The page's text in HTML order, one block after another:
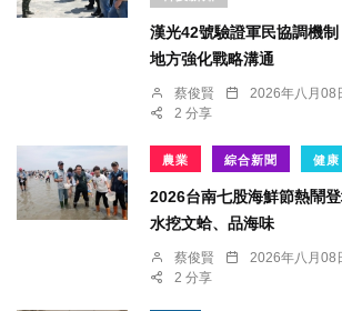
漢光42號驗證軍民協調機
地方強化戰略溝通
蔡俊賢 2026年八月08
2 分享
農業 綜合新聞 健康
2026台南七股海鮮節熱鬧
水挖文蛤、品海味
蔡俊賢 2026年八月08
2 分享